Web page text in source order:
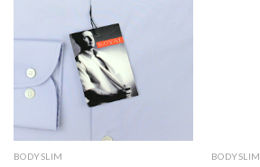
BODYSLIM BODYSLIM